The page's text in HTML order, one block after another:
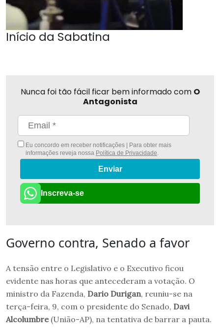
Início da Sabatina
Nunca foi tão fácil ficar bem informado com O
Antagonista
Eu concordo em receber notificações | Para obter mais
informações reveja nossa Política de Privacidade.
Enviar
Inscreva-se
Governo contra, Senado a favor
A tensão entre o Legislativo e o Executivo ficou
evidente nas horas que antecederam a votação. O
ministro da Fazenda, Dario Durigan, reuniu-se na
terça-feira, 9, com o presidente do Senado, Davi
Alcolumbre(União-AP), na tentativa de barrar a pauta.